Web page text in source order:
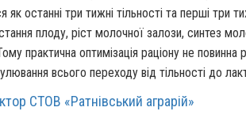
як останні три тижні тільності та перші три
плоду, ріст молочної залози, синтез
практична оптимізація раціону не повинна
всього переходу від тільності до